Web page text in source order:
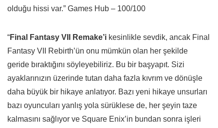
olduğu hissi var.” Games Hub – 100/100
“Final Fantasy VII Remake’i kesinlikle sevdik, ancak Final
Fantasy VII Rebirth’ün onu mümkün olan her şekilde
geride bıraktığını söyleyebiliriz. Bu bir başyapıt. Sizi
ayaklarınızın üzerinde tutan daha fazla kıvrım ve dönüşle
daha büyük bir hikaye anlatıyor. Bazı yeni hikaye unsurları
bazı oyuncuları yanlış yola sürüklese de, her şeyin taze
kalmasını sağlıyor ve Square Enix’in bundan sonra işleri